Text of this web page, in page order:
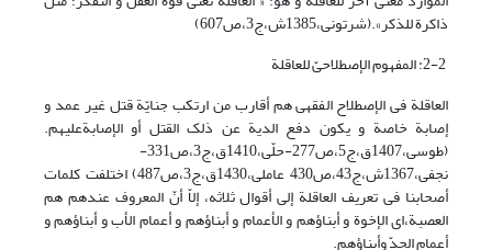
ذاکرة للذکر».(شرتونی،1385ش،ج3،ص607)
العاقلة فی الإصطلاح الفقهی هم أقارب من ارتکب جنایّة قتل غیر عمد و
إصابة خاصة و یکون دفع الدیة عن ذلک القتل أو الإصابةعلیهم.
(طوسی،1407ق،ج5،ص277-حلّی،1410ق،ج3،ص331-
نجفی،1367ش،ج43،ص430 عاملی،1430ق،ج3،ص487) اختلفت کلمات
أصحابنا فی تعریف العاقلة إلى أقوال ثلاثه، إلاّ أنّ المعروف عندهم هم
العصبة،‌ای الإخوة و أبناؤهم و الأعمام و أبناؤهم و أعمام الأب و أبناؤهم و
أعمام الجدّ وأبناؤهم.